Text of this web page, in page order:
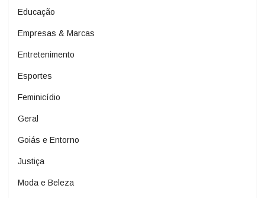
Educação
Empresas & Marcas
Entretenimento
Esportes
Feminicídio
Geral
Goiás e Entorno
Justiça
Moda e Beleza